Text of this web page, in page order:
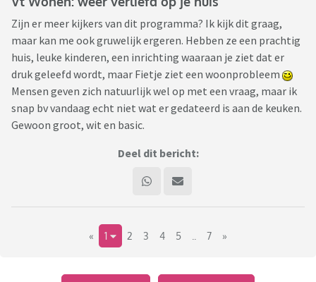
Zijn er meer kijkers van dit programma? Ik kijk dit graag,
maar kan me ook gruwelijk ergeren. Hebben ze een prachtig
huis, leuke kinderen, een inrichting waaraan je ziet dat er
druk geleefd wordt, maar Fietje ziet een woonprobleem
Mensen geven zich natuurlijk wel op met een vraag, maar ik
snap bv vandaag echt niet wat er gedateerd is aan de keuken.
Gewoon groot, wit en basic.
Deel dit bericht:
« 1 2 3 4 5 7 »